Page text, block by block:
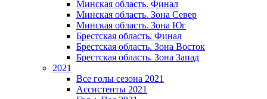
Mинская область. Финал
Минская область. Зона Север
Минская область. Зона Юг
Брестская область. Финал
Брестская область. Зона Восток
Брестская область. Зона Запад
2021
Все голы сезона 2021
Ассистенты 2021